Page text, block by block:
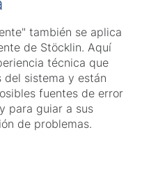
también se aplica
de Stöcklin. Aquí
técnica que
del sistema y están
fuentes de error
para guiar a sus
de problemas.